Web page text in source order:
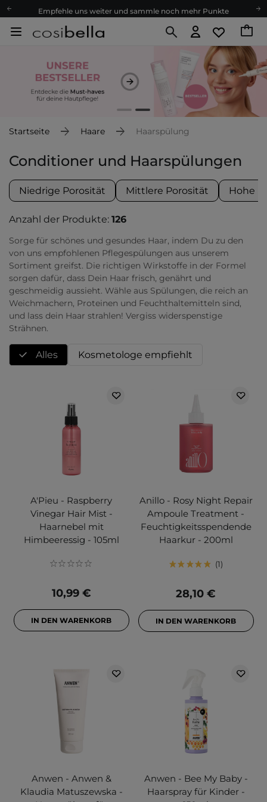
Empfehle uns weiter und sammle noch mehr Punkte
Kostenloser Versand ab 60 €
Versand nach Deutschland und Österreich
Treueprogramm
Lieferung in 1-2 Tagen
Empfehle uns weiter und sammle noch mehr Punkte
Kostenloser Versand ab 60 €
Startseite Haare Haarspülung
Conditioner und Haarspülungen
Niedrige Porosität Mittlere Porosität Hohe
Anzahl der Produkte: 126
Sorge für schönes und gesundes Haar, indem Du zu den
von uns empfohlenen Pflegespülungen aus unserem
Sortiment greifst. Die richtigen Wirkstoffe in der Formel
sorgen dafür, dass Dein Haar frisch, genährt und
geschmeidig aussieht. Wähle aus Spülungen, die reich an
Weichmachern, Proteinen und Feuchthaltemitteln sind,
und lass dein Haar strahlen! Vergiss widerspenstige
Strähnen.
Alles Kosmetologe empfiehlt
A'Pieu - Raspberry
Vinegar Hair Mist -
Haarnebel mit
Himbeeressig - 105ml
10,99 €
IN DEN WARENKORB
Anillo - Rosy Night Repair
Ampoule Treatment -
Feuchtigkeitsspendende
Haarkur - 200ml
1
28,10 €
IN DEN WARENKORB
Anwen - Anwen &
Klaudia Matuszewska -
Anwen - Bee My Baby -
Haarspray für Kinder -